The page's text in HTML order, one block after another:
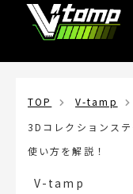
TOP
V-tamp
3Dコレクションス
使い方を解説！
V-tamp